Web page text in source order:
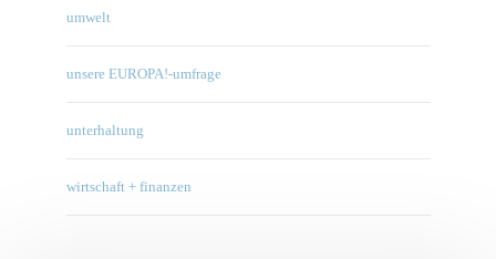
umwelt
unsere EUROPA!-umfrage
unterhaltung
wirtschaft + finanzen